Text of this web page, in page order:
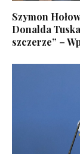
Szymon
Donalda
szczerze” –